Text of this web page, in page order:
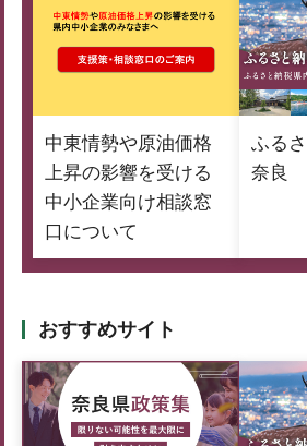
中東情勢や原油価格
上昇の影響を受ける
中小企業向け相談窓
口について
ふる
奈良
おすすめサイト